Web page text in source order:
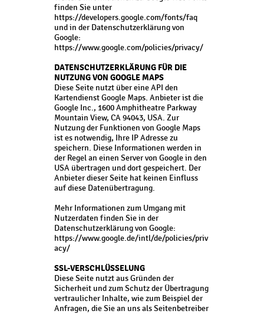
finden Sie unter
https://developers.google.com/fonts/faq
und in der Datenschutzerklärung von
Google:
https://www.google.com/policies/privacy/
DATENSCHUTZERKLÄRUNG FÜR DIE
NUTZUNG VON GOOGLE MAPS
Diese Seite nutzt über eine API den
Kartendienst Google Maps. Anbieter ist die
Google Inc., 1600 Amphitheatre Parkway
Mountain View, CA 94043, USA. Zur
Nutzung der Funktionen von Google Maps
ist es notwendig, Ihre IP Adresse zu
speichern. Diese Informationen werden in
der Regel an einen Server von Google in den
USA übertragen und dort gespeichert. Der
Anbieter dieser Seite hat keinen Einfluss
auf diese Datenübertragung.
Mehr Informationen zum Umgang mit
Nutzerdaten finden Sie in der
Datenschutzerklärung von Google:
https://www.google.de/intl/de/policies/priv
acy/
SSL-VERSCHLÜSSELUNG
Diese Seite nutzt aus Gründen der
Sicherheit und zum Schutz der Übertragung
vertraulicher Inhalte, wie zum Beispiel der
Anfragen, die Sie an uns als Seitenbetreiber